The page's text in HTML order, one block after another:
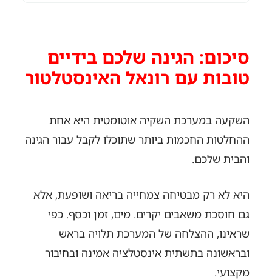
סיכום: הגינה שלכם בידיים
טובות עם רונאל האינסטלטור
השקעה במערכת השקיה אוטומטית היא אחת
ההחלטות החכמות ביותר שתוכלו לקבל עבור הגינה
והבית שלכם.
היא לא רק מבטיחה צמחייה בריאה ושופעת, אלא
גם חוסכת משאבים יקרים. מים, זמן וכסף. כפי
שראינו, ההצלחה של המערכת תלויה בראש
ובראשונה בתשתית אינסטלציה אמינה ובחיבור
מקצועי.